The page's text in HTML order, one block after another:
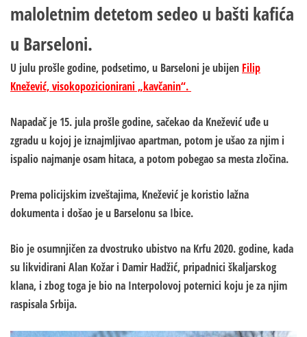
maloletnim detetom sedeo u bašti kafića
u Barseloni.
U julu prošle godine, podsetimo, u Barseloni je ubijen Filip
Knežević, visokopozicionirani „kavčanin“.
Napadač je 15. jula prošle godine, sačekao da Knežević uđe u
zgradu u kojoj je iznajmljivao apartman, potom je ušao za njim i
ispalio najmanje osam hitaca, a potom pobegao sa mesta zločina.
Prema policijskim izveštajima, Knežević je koristio lažna
dokumenta i došao je u Barselonu sa Ibice.
Bio je osumnjičen za dvostruko ubistvo na Krfu 2020. godine, kada
su likvidirani Alan Kožar i Damir Hadžić, pripadnici škaljarskog
klana, i zbog toga je bio na Interpolovoj poternici koju je za njim
raspisala Srbija.